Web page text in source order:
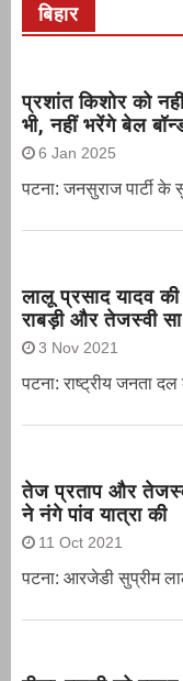
बिहार
प्रशांत किशोर को
भी, नहीं भरेंगे बेल
6 Jan 2025
पटना: जनसुराज पार्टी के
लालू प्रसाद यादव
राबड़ी और तेजस्वी
3 Nov 2021
पटना: राष्ट्रीय जनता
तेज प्रताप और
ने नंगे पांव यात्रा की
11 Oct 2021
पटना: आरजेडी सुप्रीम